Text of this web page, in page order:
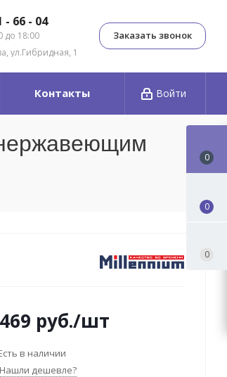
- 66 - 04
до 18:00
ул.Гибридная, 1
Заказать звонок
Войти
Контакты
руб./шт
в наличии
Нашли дешевле?
0
0
0